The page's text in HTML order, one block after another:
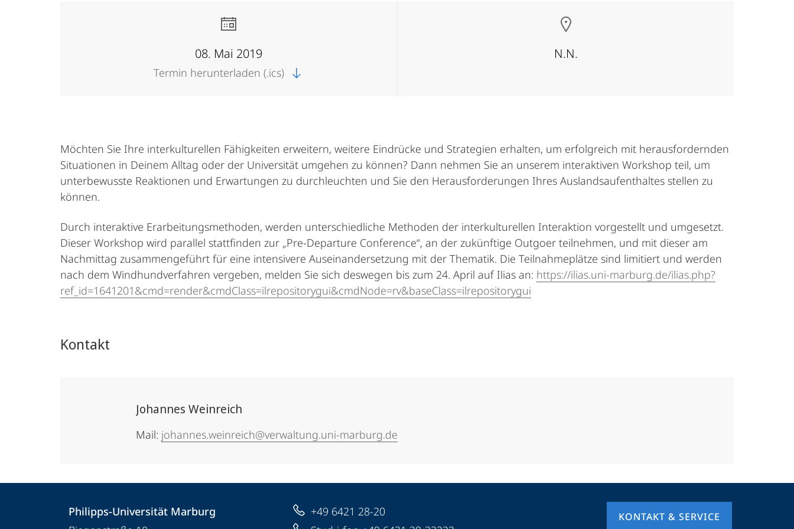
08. Mai 2019
Termin herunterladen (.ics)
N.N.
Möchten Sie Ihre interkulturellen Fähigkeiten erweitern, weitere Eindrücke und Strategien erhalten, um erfolgreich mit herausfordernden
Situationen in Deinem Alltag oder der Universität umgehen zu können? Dann nehmen Sie an unserem interaktiven Workshop teil, um
unterbewusste Reaktionen und Erwartungen zu durchleuchten und Sie den Herausforderungen Ihres Auslandsaufenthaltes stellen zu
können.
Durch interaktive Erarbeitungsmethoden, werden unterschiedliche Methoden der interkulturellen Interaktion vorgestellt und umgesetzt.
Dieser Workshop wird parallel stattfinden zur „Pre-Departure Conference“, an der zukünftige Outgoer teilnehmen, und mit dieser am
Nachmittag zusammengeführt für eine intensivere Auseinandersetzung mit der Thematik. Die Teilnahmeplätze sind limitiert und werden
nach dem Windhundverfahren vergeben, melden Sie sich deswegen bis zum 24. April auf Ilias an: https://ilias.uni-marburg.de/ilias.php?
ref_id=1641201&cmd=render&cmdClass=ilrepositorygui&cmdNode=rv&baseClass=ilrepositorygui
Kontakt
Johannes Weinreich
Mail: johannes.weinreich@verwaltung.uni-marburg.de
Kontaktinformationen
Philipps-
Philipps-Universität Marburg
+49 6421 28-20
KONTAKT & SERVICE